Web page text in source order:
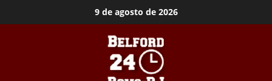
9 de agosto de 2026